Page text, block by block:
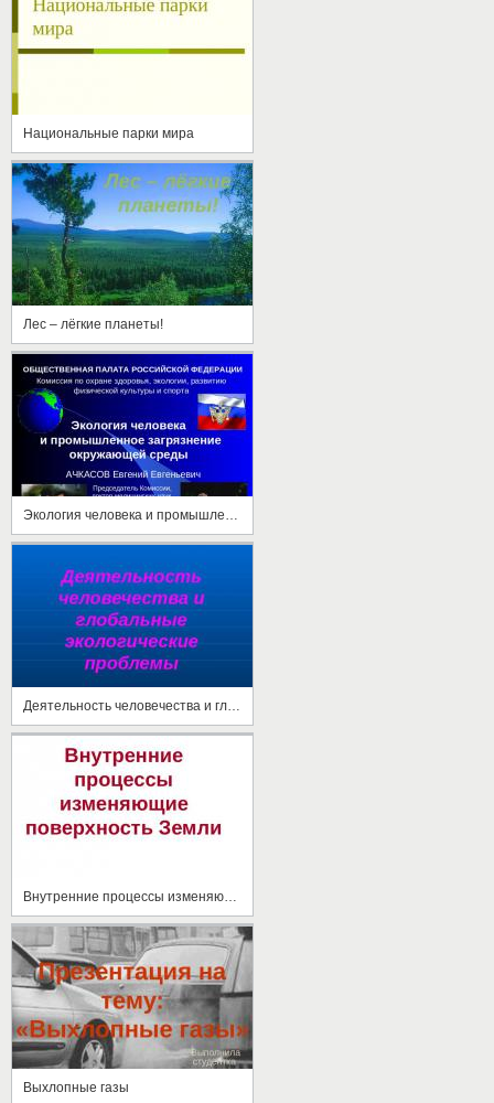
Национальные парки мира
Лес – лёгкие планеты!
Выхлопные газы